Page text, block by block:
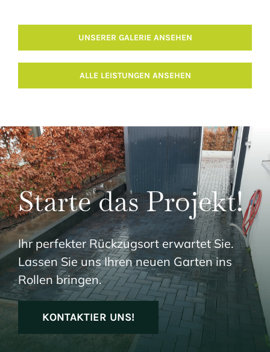
UNSERER GALERIE ANSEHEN
ALLE LEISTUNGEN ANSEHEN
Starte das Projekt!
Ihr perfekter Rückzugsort erwartet Sie.
Lassen Sie uns Ihren neuen Garten ins
Rollen bringen.
KONTAKTIER UNS!